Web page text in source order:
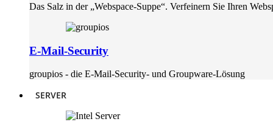
Das Salz in der „Webspace-Suppe“. Verfeinern Sie Ihren
E-Mail-Security
groupios - die E-Mail-Security- und Groupware-Lösung
SERVER